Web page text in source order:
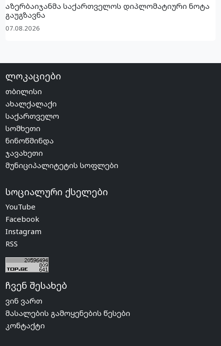
აზერბაიჯანმა საქართველოს დიპლომატიური ნოტა
გაუგზავნა
07.08.2026
ლოკაციები
თბილისი
ახალქალაქი
საქართველო
სომხეთი
ნინოწმინდა
ჯავახეთი
მუნიციპალიტეტის სოფლები
სოციალური ქსელები
YouTube
Facebook
Instagram
RSS
ჩვენ შესახებ
ვინ ვართ
მასალების გამოყენების წესები
კონტაქტი